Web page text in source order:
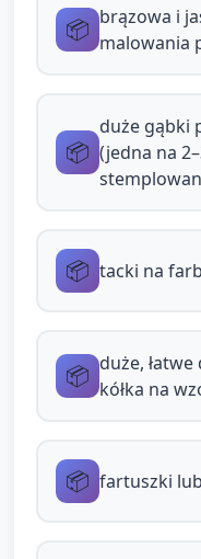
Gdy
do
Integracja
trakcie
bułka?" i
ponownie.
📦 brązowa i
malowania
📦
duże gąbki
(jedna na
📦 tacki na
📦 duże,
kółka na
📦 fartuszki